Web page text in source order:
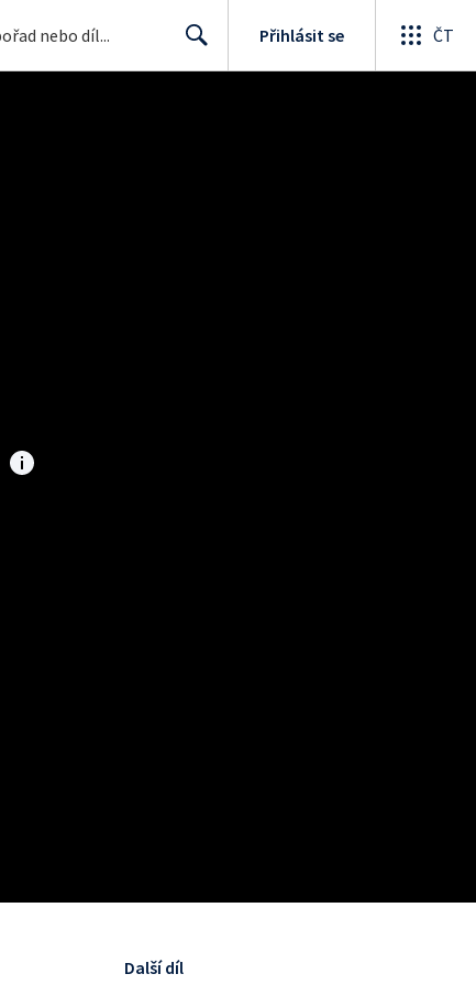
Přihlásit se ČT
Další díl